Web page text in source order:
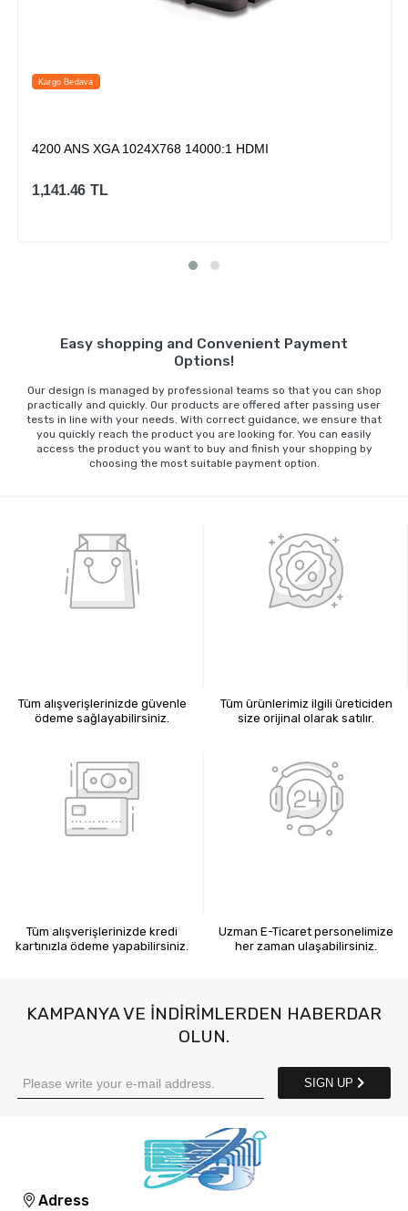
Kargo Bedava
4200 ANS XGA 1024X768 14000:1 HDMI
1,141.46 TL
Easy shopping and Convenient Payment
Options!
Our design is managed by professional teams so that you can shop
practically and quickly. Our products are offered after passing user
tests in line with your needs. With correct guidance, we ensure that
you quickly reach the product you are looking for. You can easily
access the product you want to buy and finish your shopping by
choosing the most suitable payment option.
Tüm alışverişlerinizde güvenle
ödeme sağlayabilirsiniz.
Tüm ürünlerimiz ilgili üreticiden
size orijinal olarak satılır.
Tüm alışverişlerinizde kredi
kartınızla ödeme yapabilirsiniz.
Uzman E-Ticaret personelimize
her zaman ulaşabilirsiniz.
KAMPANYA VE INDIRIMLERDEN HABERDAR
OLUN.
SIGN UP
Adress